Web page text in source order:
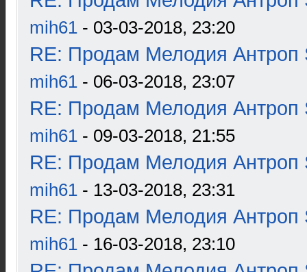
mih61 - 03-03-2018, 23:20
RE: Продам Мелодия Антроп
mih61 - 06-03-2018, 23:07
RE: Продам Мелодия Антроп
mih61 - 09-03-2018, 21:55
RE: Продам Мелодия Антроп
mih61 - 13-03-2018, 23:31
RE: Продам Мелодия Антроп
mih61 - 16-03-2018, 23:10